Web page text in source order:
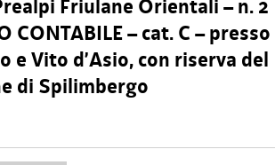
Friulane Orientali – n. 2
CONTABILE – cat. C – presso
e Vito d’Asio, con riserva del
di Spilimbergo